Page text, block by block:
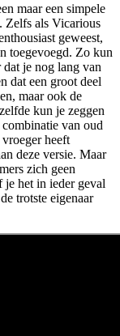
maar een simpele
Zelfs als Vicarious
geweest,
toegevoegd. Zo kun
je nog lang van
dat een groot deel
maar ook de
kun je zeggen
van oud
heeft
deze versie. Maar
zich geen
je het in ieder geval
trotste eigenaar